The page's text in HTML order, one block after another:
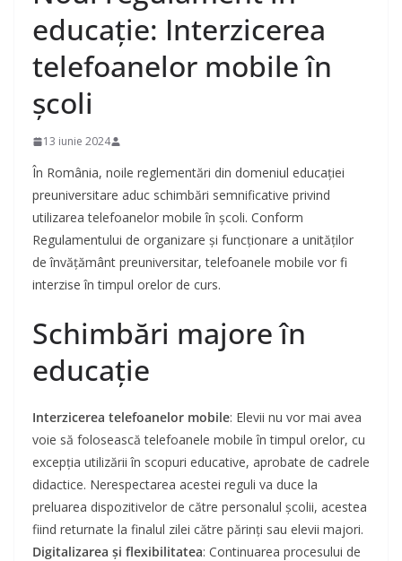
educație: Interzicerea
telefoanelor mobile în
școli
13 iunie 2024
În România, noile reglementări din domeniul educației
preuniversitare aduc schimbări semnificative privind
utilizarea telefoanelor mobile în școli. Conform
Regulamentului de organizare și funcționare a unităților
de învățământ preuniversitar, telefoanele mobile vor fi
interzise în timpul orelor de curs.
Schimbări majore în
educație
Interzicerea telefoanelor mobile: Elevii nu vor mai avea
voie să folosească telefoanele mobile în timpul orelor, cu
excepția utilizării în scopuri educative, aprobate de cadrele
didactice. Nerespectarea acestei reguli va duce la
preluarea dispozitivelor de către personalul școlii, acestea
fiind returnate la finalul zilei către părinți sau elevii majori.
Digitalizarea și flexibilitatea: Continuarea procesului de